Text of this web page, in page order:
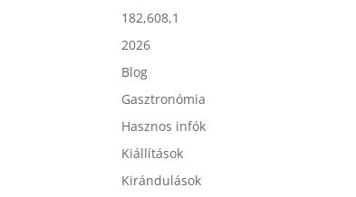
182,608,1
2026
Blog
Gasztronómia
Hasznos infók
Kiállítások
Kirándulások